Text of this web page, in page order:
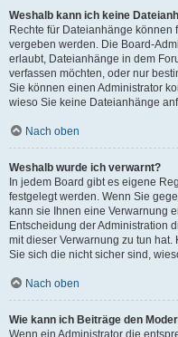
Weshalb kann ich keine
Rechte für Dateianhänge
vergeben werden. Die Board-
erlaubt, Dateianhänge in dem
verfassen möchten, oder nur
Sie können einen Administrator
wieso Sie keine Dateianhänge
Nach oben
Weshalb wurde ich verwarnt?
In jedem Board gibt es eigene
festgelegt werden. Wenn Sie
kann sie Ihnen eine Verwarnung
Entscheidung der Administration
mit dieser Verwarnung zu tun hat.
Sie sich die nicht sicher sind,
Nach oben
Wie kann ich Beiträge den
Wenn ein Administrator die